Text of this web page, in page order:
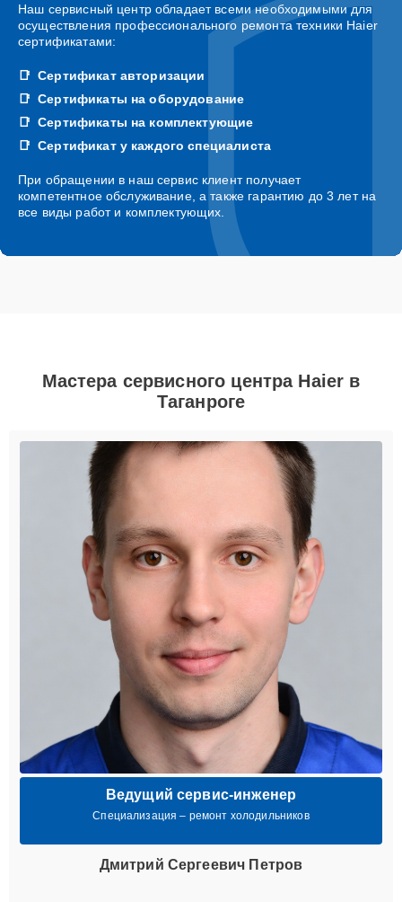
Наш сервисный центр обладает всеми необходимыми для
осуществления профессионального ремонта техники Haier
сертификатами:
Сертификат авторизации
Сертификаты на оборудование
Сертификаты на комплектующие
Сертификат у каждого специалиста
При обращении в наш сервис клиент получает
компетентное обслуживание, а также гарантию до 3 лет на
все виды работ и комплектующих.
Мастера сервисного центра Haier в
Таганроге
Ведущий сервис-инженер
Специализация – ремонт холодильников
Дмитрий Сергеевич Петров